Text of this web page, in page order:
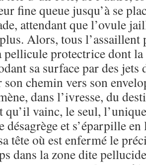
fine queue jusqu’à se
attendant que l’ovule
Alors, tous l’assaillent
pellicule protectrice dont
sa surface par des jets
chemin vers son
dans l’ivresse, du
qu’il vainc, le seul,
désagrège et s’éparpille
tête où est enfermé le
dans la zone dite